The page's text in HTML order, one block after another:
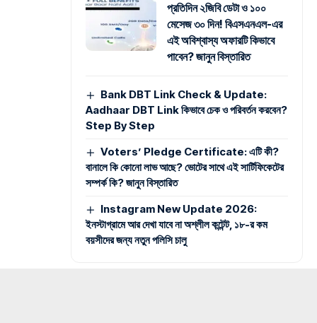
প্রতিদিন ২জিবি ডেটা ও ১০০
মেসেজ ৩০ দিন! বিএসএনএল-এর
এই অবিশ্বাস্য অফারটি কিভাবে
পাবেন? জানুন বিস্তারিত
Bank DBT Link Check & Update:
Aadhaar DBT Link কিভাবে চেক ও পরিবর্তন করবেন?
Step By Step
Voters’ Pledge Certificate: এটি কী?
বানালে কি কোনো লাভ আছে? ভোটের সাথে এই সার্টিফিকেটের
সম্পর্ক কি? জানুন বিস্তারিত
Instagram New Update 2026:
ইনস্টাগ্রামে আর দেখা যাবে না অশ্লীল কন্টেন্ট, ১৮-র কম
বয়সীদের জন্য নতুন পলিসি চালু